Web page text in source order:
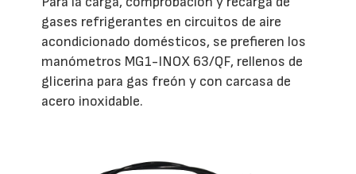
gases refrigerantes en circuitos de aire
acondicionado domésticos, se prefieren los
manómetros MG1-INOX 63/QF, rellenos de
glicerina para gas freón y con carcasa de
acero inoxidable.